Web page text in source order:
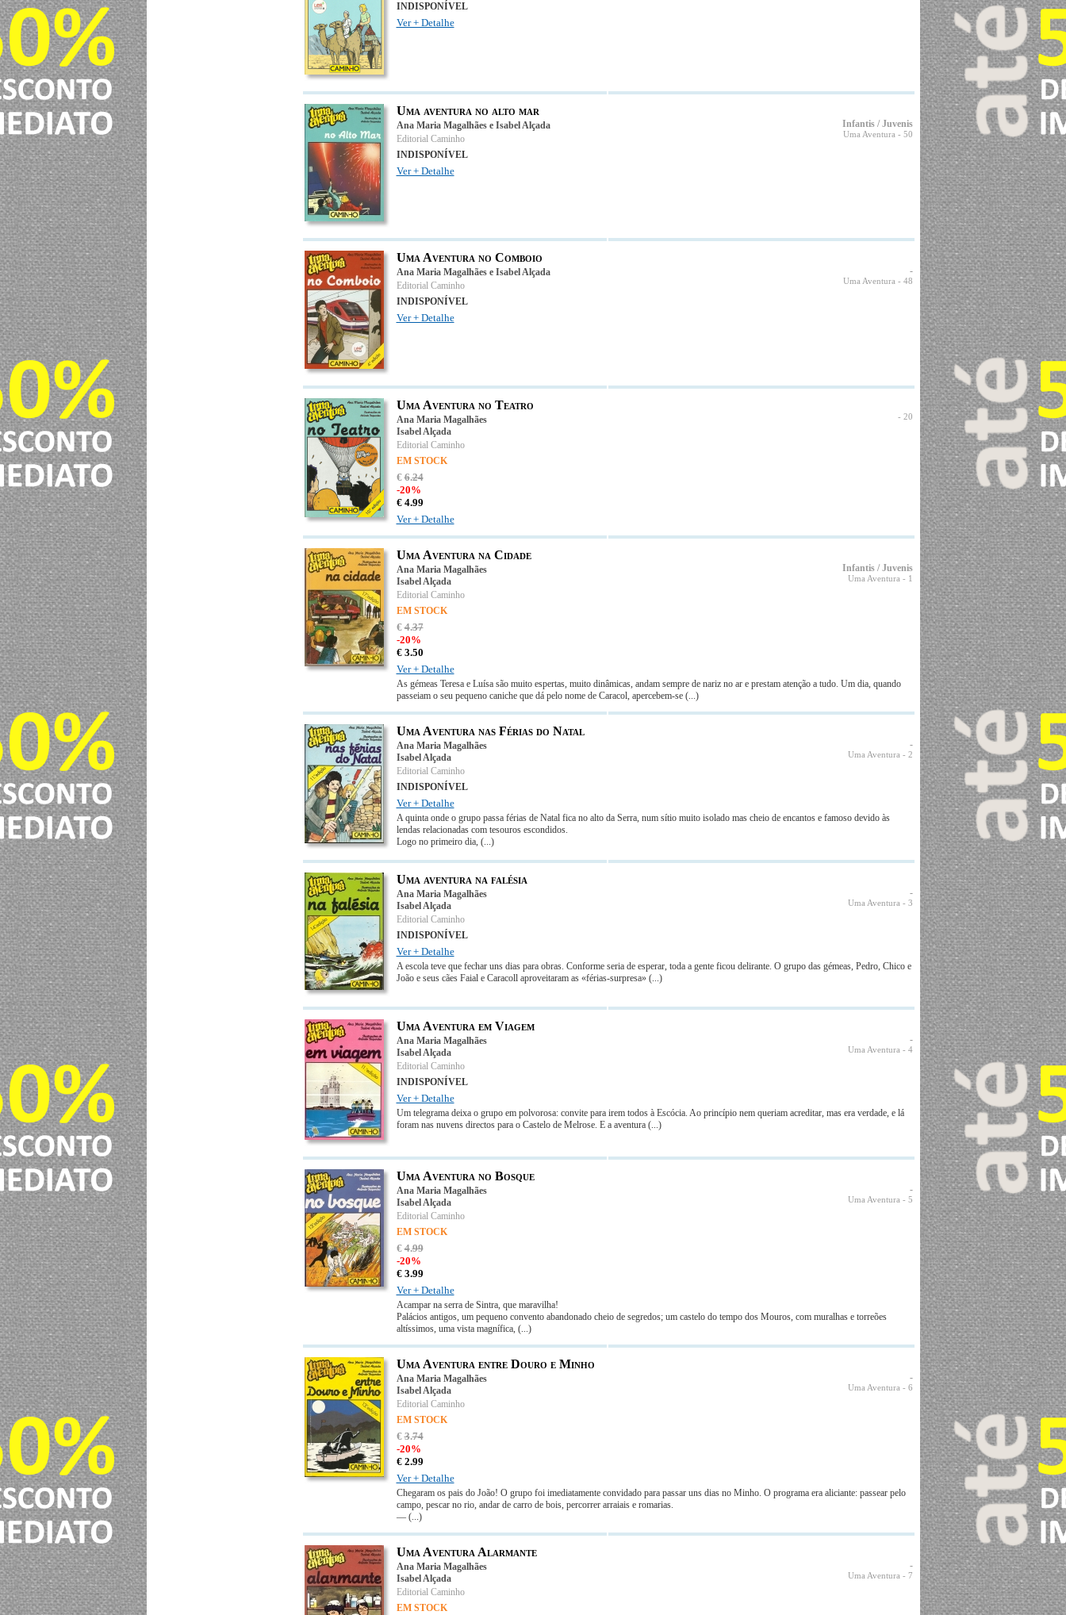
INDISPONÍVEL
Ver + Detalhe
Uma aventura no alto mar
Ana Maria Magalhães e Isabel Alçada
Editorial Caminho
INDISPONÍVEL
Ver + Detalhe
Infantis / Juvenis
Uma Aventura - 50
Uma Aventura no Comboio
Ana Maria Magalhães e Isabel Alçada
Editorial Caminho
INDISPONÍVEL
Ver + Detalhe
-
Uma Aventura - 48
Uma Aventura no Teatro
Ana Maria Magalhães
Isabel Alçada
Editorial Caminho
EM STOCK
€6.24
-20%
€ 4.99
Ver + Detalhe
- 20
Uma Aventura na Cidade
Ana Maria Magalhães
Isabel Alçada
Editorial Caminho
EM STOCK
€4.37
-20%
€ 3.50
Ver + Detalhe
Infantis / Juvenis
Uma Aventura - 1
As gémeas Teresa e Luísa são muito espertas, muito dinâmicas, andam sempre de nariz no ar e prestam atenção a tudo. Um dia, quando
passeiam o seu pequeno caniche que dá pelo nome de Caracol, apercebem-se (...)
Uma Aventura nas Férias do Natal
Ana Maria Magalhães
Isabel Alçada
Editorial Caminho
INDISPONÍVEL
Ver + Detalhe
-
Uma Aventura - 2
A quinta onde o grupo passa férias de Natal fica no alto da Serra, num sítio muito isolado mas cheio de encantos e famoso devido às
lendas relacionadas com tesouros escondidos.
Logo no primeiro dia, (...)
Uma aventura na falésia
Ana Maria Magalhães
Isabel Alçada
Editorial Caminho
INDISPONÍVEL
Ver + Detalhe
-
Uma Aventura - 3
A escola teve que fechar uns dias para obras. Conforme seria de esperar, toda a gente ficou delirante. O grupo das gémeas, Pedro, Chico e
João e seus cães Faial e Caracoll aproveitaram as «férias-surpresa» (...)
Uma Aventura em Viagem
Ana Maria Magalhães
Isabel Alçada
Editorial Caminho
INDISPONÍVEL
Ver + Detalhe
-
Uma Aventura - 4
Um telegrama deixa o grupo em polvorosa: convite para irem todos à Escócia. Ao princípio nem queriam acreditar, mas era verdade, e lá
foram nas nuvens directos para o Castelo de Melrose. E a aventura (...)
Uma Aventura no Bosque
Ana Maria Magalhães
Isabel Alçada
Editorial Caminho
EM STOCK
€4.99
-20%
€ 3.99
Ver + Detalhe
-
Uma Aventura - 5
Acampar na serra de Sintra, que maravilha!
Palácios antigos, um pequeno convento abandonado cheio de segredos; um castelo do tempo dos Mouros, com muralhas e torreões
altíssimos, uma vista magnífica, (...)
Uma Aventura entre Douro e Minho
Ana Maria Magalhães
Isabel Alçada
Editorial Caminho
EM STOCK
€3.74
-20%
€ 2.99
Ver + Detalhe
-
Uma Aventura - 6
Chegaram os pais do João! O grupo foi imediatamente convidado para passar uns dias no Minho. O programa era aliciante: passear pelo
campo, pescar no rio, andar de carro de bois, percorrer arraiais e romarias.
— (...)
Uma Aventura Alarmante
Ana Maria Magalhães
Isabel Alçada
Editorial Caminho
EM STOCK
-
Uma Aventura - 7